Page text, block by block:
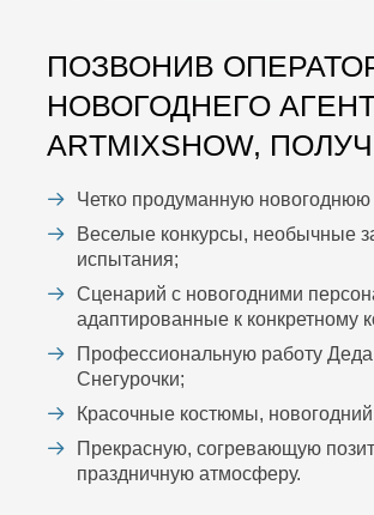
ПОЗВОНИВ
НОВОГОДНЕГО
ARTMIXSHOW,
Четко продуманную новогоднюю
Веселые конкурсы, необычные
испытания;
Сценарий с новогодними
адаптированные к конкретному
Профессиональную работу
Снегурочки;
Красочные костюмы, новогодний
Прекрасную, согревающую
праздничную атмосферу.